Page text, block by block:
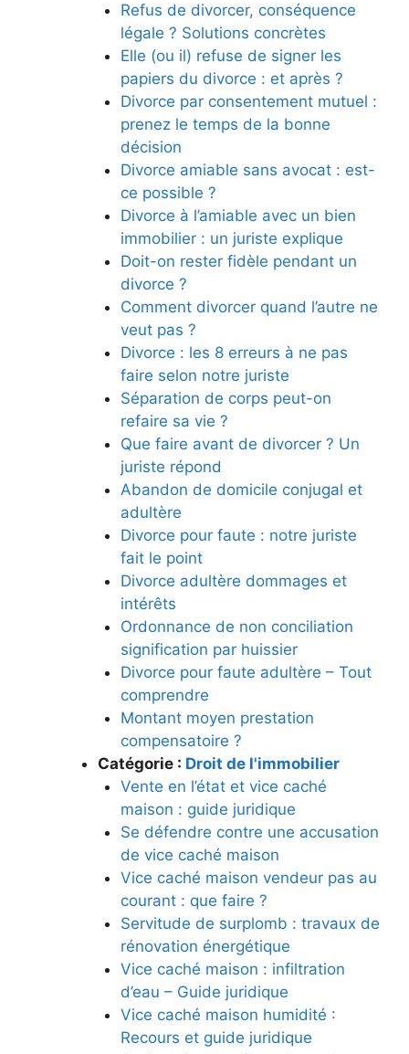
Refus de divorcer, conséquence
légale ? Solutions concrètes
Elle (ou il) refuse de signer les
papiers du divorce : et après ?
Divorce par consentement mutuel :
prenez le temps de la bonne
décision
Divorce amiable sans avocat : est-
ce possible ?
Divorce à l’amiable avec un bien
immobilier : un juriste explique
Doit-on rester fidèle pendant un
divorce ?
Comment divorcer quand l’autre ne
veut pas ?
Divorce : les 8 erreurs à ne pas
faire selon notre juriste
Séparation de corps peut-on
refaire sa vie ?
Que faire avant de divorcer ? Un
juriste répond
Abandon de domicile conjugal et
adultère
Divorce pour faute : notre juriste
fait le point
Divorce adultère dommages et
intérêts
Ordonnance de non conciliation
signification par huissier
Divorce pour faute adultère – Tout
comprendre
Montant moyen prestation
compensatoire ?
Catégorie : Droit de l'immobilier
Vente en l’état et vice caché
maison : guide juridique
Se défendre contre une accusation
de vice caché maison
Vice caché maison vendeur pas au
courant : que faire ?
Servitude de surplomb : travaux de
rénovation énergétique
Vice caché maison : infiltration
d’eau – Guide juridique
Vice caché maison humidité :
Recours et guide juridique